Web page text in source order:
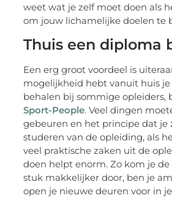
weet wat je zelf moet doen als
om jouw lichamelijke doelen te
Thuis een diploma
Een erg groot voordeel is
mogelijkheid hebt vanuit huis
behalen bij sommige opleiders,
Sport-People. Veel dingen
gebeuren en het principe dat je
studeren van de opleiding, als
veel praktische zaken uit de
doen helpt enorm. Zo kom je
stuk makkelijker door, ben je
open je nieuwe deuren voor in